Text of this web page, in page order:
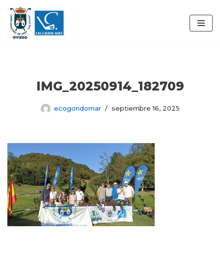
Saltar
al
IMG_20250914_182709
ecogondomar septiembre 16, 2025